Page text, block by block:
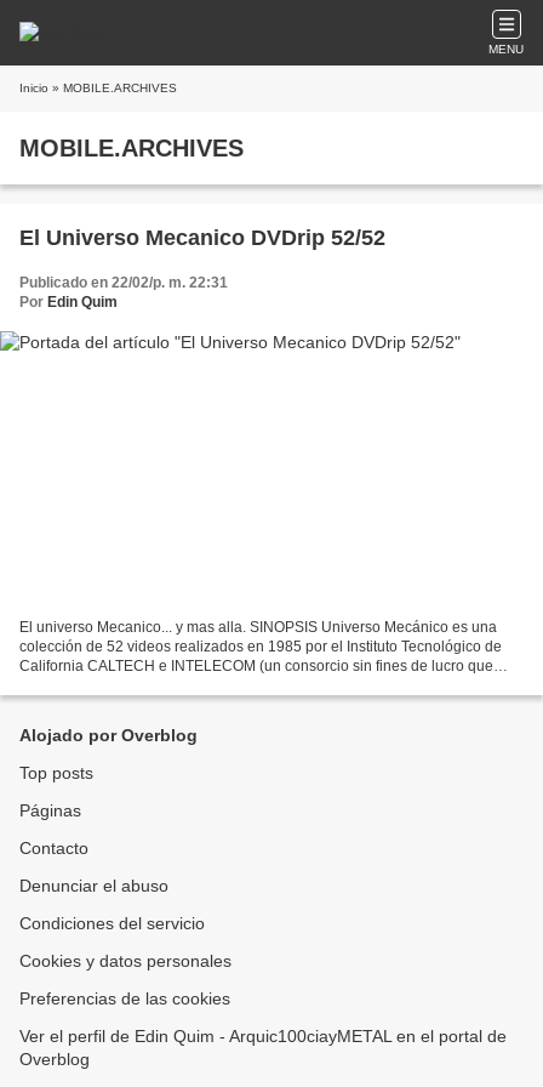
MENU
Inicio » MOBILE.ARCHIVES
MOBILE.ARCHIVES
El Universo Mecanico DVDrip 52/52
Publicado en 22/02/p. m. 22:31
Por Edin Quim
El universo Mecanico... y mas alla. SINOPSIS Universo Mecánico es una
colección de 52 videos realizados en 1985 por el Instituto Tecnológico de
California CALTECH e INTELECOM (un consorcio sin fines de lucro que
Alojado por Overblog
Top posts
Páginas
Contacto
Denunciar el abuso
Condiciones del servicio
Cookies y datos personales
Preferencias de las cookies
Ver el perfil de Edin Quim - Arquic100ciayMETAL en el portal de
Overblog